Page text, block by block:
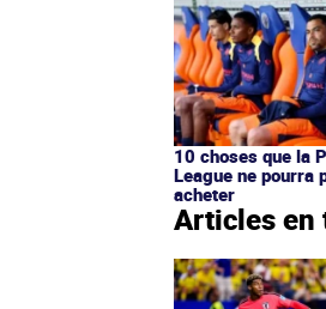
10 choses que la
League ne pourra
acheter
Articles en